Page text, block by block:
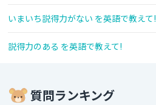
いまいち説得力がない を英語で教えて!
説得力のある を英語で教えて!
質問ランキング